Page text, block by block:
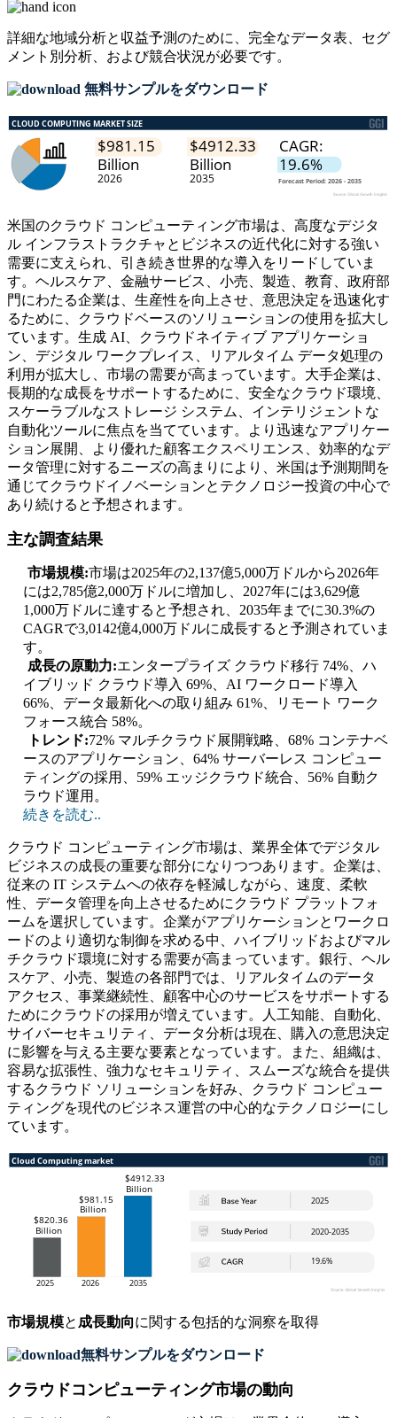
詳細な地域分析と収益予測のために、 完全なデータ表、セグ
メント別分析、および競合状況が必要です。
無料サンプルをダウンロード
米国のクラウド コンピューティング市場は、高度なデジタ
ル インフラストラクチャとビジネスの近代化に対する強い
需要に支えられ、引き続き世界的な導入をリードしていま
す。ヘルスケア、金融サービス、小売、製造、教育、政府部
門にわたる企業は、生産性を向上させ、意思決定を迅速化す
るために、クラウドベースのソリューションの使用を拡大し
ています。生成 AI、クラウドネイティブ アプリケーショ
ン、デジタル ワークプレイス、リアルタイム データ処理の
利用が拡大し、市場の需要が高まっています。大手企業は、
長期的な成長をサポートするために、安全なクラウド環境、
スケーラブルなストレージ システム、インテリジェントな
自動化ツールに焦点を当てています。より迅速なアプリケー
ション展開、より優れた顧客エクスペリエンス、効率的なデ
ータ管理に対するニーズの高まりにより、米国は予測期間を
通じてクラウドイノベーションとテクノロジー投資の中心で
あり続けると予想されます。
主な調査結果
市場規模:市場は2025年の2,137億5,000万ドルから2026年
には2,785億2,000万ドルに増加し、2027年には3,629億
1,000万ドルに達すると予想され、2035年までに30.3%の
CAGRで3,0142億4,000万ドルに成長すると予測されていま
す。
成長の原動力:エンタープライズ クラウド移行 74%、ハ
イブリッド クラウド導入 69%、AI ワークロード導入
66%、データ最新化への取り組み 61%、リモート ワーク
フォース統合 58%。
トレンド:72% マルチクラウド展開戦略、68% コンテナベ
ースのアプリケーション、64% サーバーレス コンピュー
ティングの採用、59% エッジクラウド統合、56% 自動ク
ラウド運用。
続きを読む..
クラウド コンピューティング市場は、業界全体でデジタル
ビジネスの成長の重要な部分になりつつあります。企業は、
従来の IT システムへの依存を軽減しながら、速度、柔軟
性、データ管理を向上させるためにクラウド プラットフォ
ームを選択しています。企業がアプリケーションとワークロ
ードのより適切な制御を求める中、ハイブリッドおよびマル
チクラウド環境に対する需要が高まっています。銀行、ヘル
スケア、小売、製造の各部門では、リアルタイムのデータ
アクセス、事業継続性、顧客中心のサービスをサポートする
ためにクラウドの採用が増えています。人工知能、自動化、
サイバーセキュリティ、データ分析は現在、購入の意思決定
に影響を与える主要な要素となっています。また、組織は、
容易な拡張性、強力なセキュリティ、スムーズな統合を提供
するクラウド ソリューションを好み、クラウド コンピュー
ティングを現代のビジネス運営の中心的なテクノロジーにし
ています。
市場規模と成長動向に関する包括的な洞察を取得
無料サンプルをダウンロード
クラウドコンピューティング市場の動向